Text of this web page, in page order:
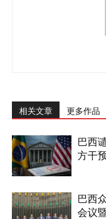
相关文章 更多作品
巴西
方干
巴西
会议